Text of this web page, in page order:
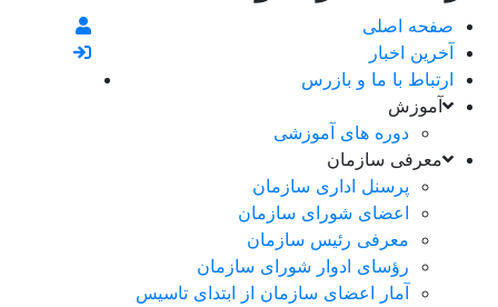
صفحه اصلی
آخرین اخبار
ارتباط با ما و بازرس
آموزش
دوره های آموزشی
معرفی سازمان
پرسنل اداری سازمان
اعضای شورای سازمان
معرفی رئیس سازمان
رؤسای ادوار شورای سازمان
آمار اعضای سازمان از ابتدای تاسیس